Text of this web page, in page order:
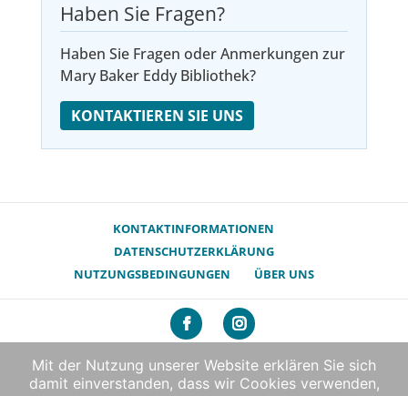
Haben Sie Fragen?
Haben Sie Fragen oder Anmerkungen zur
Mary Baker Eddy Bibliothek?
KONTAKTIEREN SIE UNS
KONTAKTINFORMATIONEN
DATENSCHUTZERKLÄRUNG
NUTZUNGSBEDINGUNGEN
ÜBER UNS
7000
Mit der Nutzung unserer Website erklären Sie sich
damit einverstanden, dass wir Cookies verwenden,